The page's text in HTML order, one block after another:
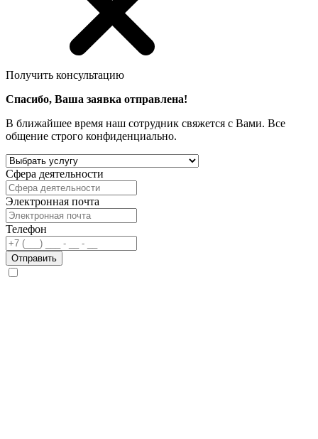
Получить консультацию
Спасибо, Ваша заявка отправлена!
В ближайшее время наш сотрудник свяжется с Вами. Все
общение строго конфиденциально.
Сфера деятельности
Электронная почта
Телефон
Отправить